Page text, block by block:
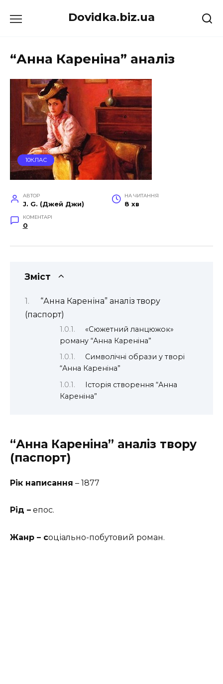
до
Dovidka.biz.ua
“Анна Кареніна” аналіз
10КЛАС
АВТОР
J. G. (Джей Джи)
НА ЧИТАННЯ
8 хв
КОМЕНТАРІ
0
Зміст
“Анна Кареніна” аналіз твору
(паспорт)
«Сюжетний ланцюжок»
роману “Анна Кареніна”
Символічні образи у творі
“Анна Кареніна”
Історія створення “Анна
Кареніна”
“Анна Кареніна” аналіз твору
(паспорт)
Рік написання – 1877
Рід – епос.
Жанр – соціально-побутовий роман.